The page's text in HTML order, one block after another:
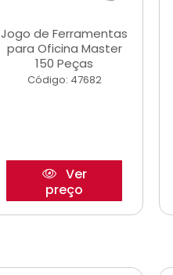
Jogo de Ferramentas
para Oficina Master
150 Peças
Código: 47682
Ver
preço